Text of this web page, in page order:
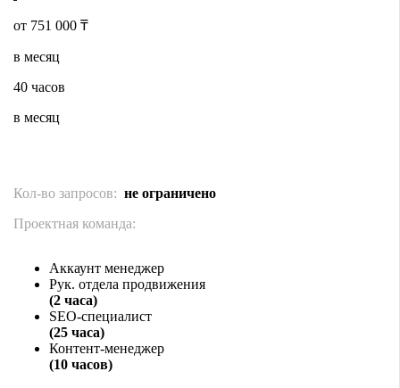
от 751 000 ₸
в месяц
40 часов
в месяц
Кол-во запросов: не ограничено
Проектная команда:
Аккаунт менеджер
Рук. отдела продвижения
(2 часа)
SEO-специалист
(25 часа)
Контент-менеджер
(10 часов)